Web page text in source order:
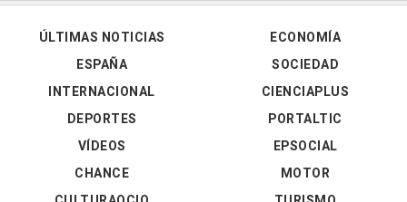
ÚLTIMAS NOTICIAS
ESPAÑA
INTERNACIONAL
DEPORTES
VÍDEOS
ECONOMÍA
SOCIEDAD
CIENCIAPLUS
PORTALTIC
EPSOCIAL
CHANCE
MOTOR